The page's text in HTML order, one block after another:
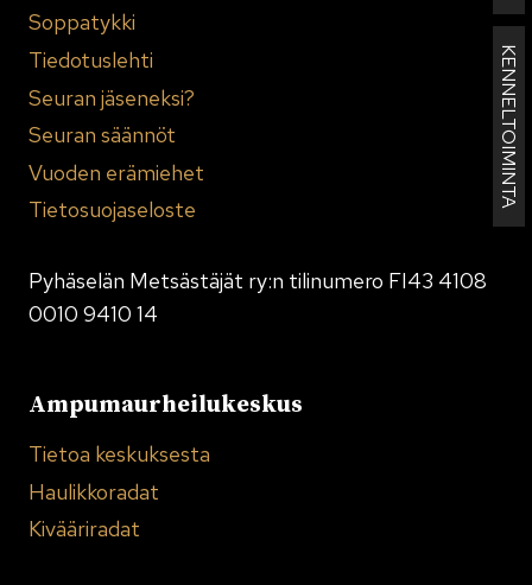
KENNELTOIMINTA
Soppatykki
Tiedotuslehti
Seuran jäseneksi?
Seuran säännöt
Vuoden erämiehet
Tietosuojaseloste
Pyhäselän Metsästäjät ry:n tilinumero FI43 4108
0010 9410 14
Ampumaurheilukeskus
Tietoa keskuksesta
Haulikkoradat
Kivääriradat